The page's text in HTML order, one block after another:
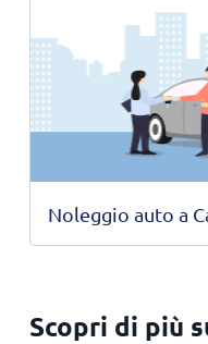
Noleggio auto a
Scopri di più